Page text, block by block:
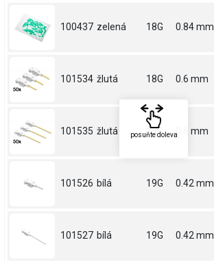
100437 zelená 18G 0.84 mm
101534 žlutá 18G 0.6 mm
101535 žlutá 18G 0.6 mm
101526 bílá 19G 0.42 mm
101527 bílá 19G 0.42 mm
posuňte doleva